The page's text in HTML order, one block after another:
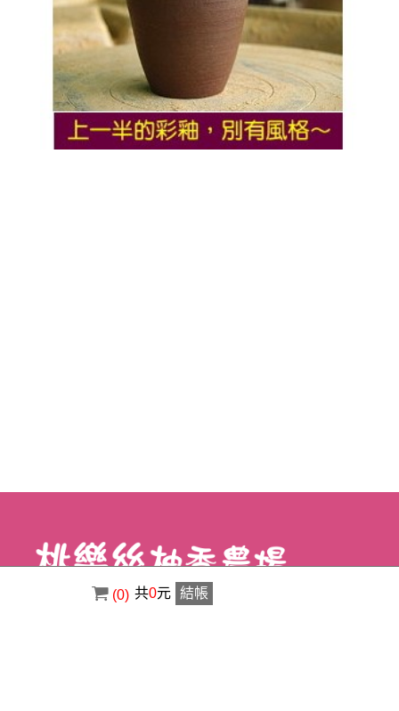
(0) 共0元 結帳